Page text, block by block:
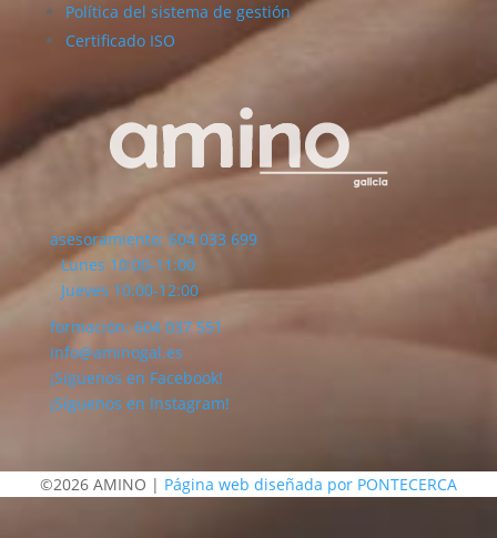
Política del sistema de gestión
Certificado ISO
asesoramiento: 604 033 699
Lunes 10:00-11:00
Jueves 10:00-12:00
formación: 604 037 551
info@aminogal.es
¡Síguenos en Facebook!
¡Síguenos en Instagram!
©2026 AMINO | Página web diseñada por PONTECERCA